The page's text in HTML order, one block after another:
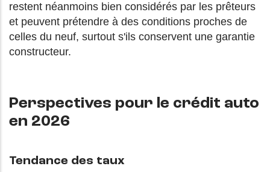
restent néanmoins bien considérés par les prêteurs
et peuvent prétendre à des conditions proches de
celles du neuf, surtout s'ils conservent une garantie
constructeur.
Perspectives pour le crédit auto
en 2026
Tendance des taux